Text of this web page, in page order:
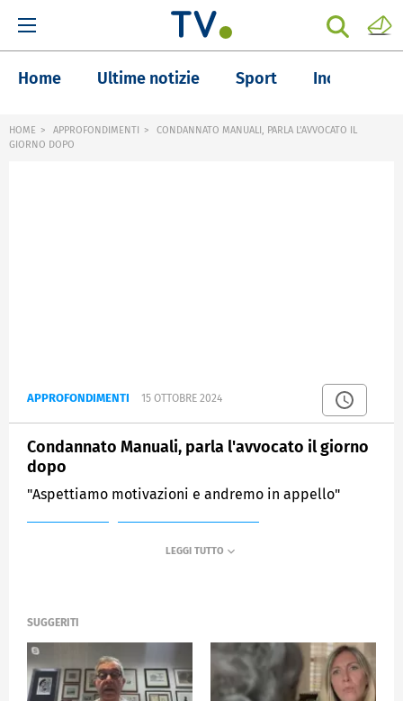
Home Ultime notizie Sport Inchieste
HOME APPROFONDIMENTI
CONDANNATO MANUALI, PARLA L'AVVOCATO IL
GIORNO DOPO
APPROFONDIMENTI 15 OTTOBRE 2024
Condannato Manuali, parla l'avvocato il giorno
dopo
"Aspettiamo motivazioni e andremo in appello"
SUGGERITI